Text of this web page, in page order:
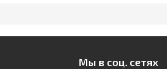
Мы в соц. сетях